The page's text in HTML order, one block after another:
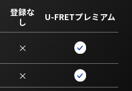
登録な
し
U-FRETプレミアム
×
×